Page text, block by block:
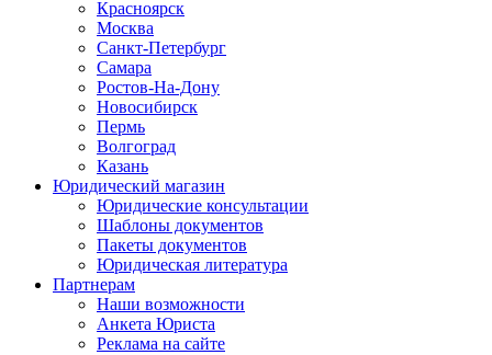
Красноярск
Москва
Санкт-Петербург
Самара
Ростов-На-Дону
Новосибирск
Пермь
Волгоград
Казань
Юридический магазин
Юридические консультации
Шаблоны документов
Пакеты документов
Юридическая литература
Партнерам
Наши возможности
Анкета Юриста
Реклама на сайте